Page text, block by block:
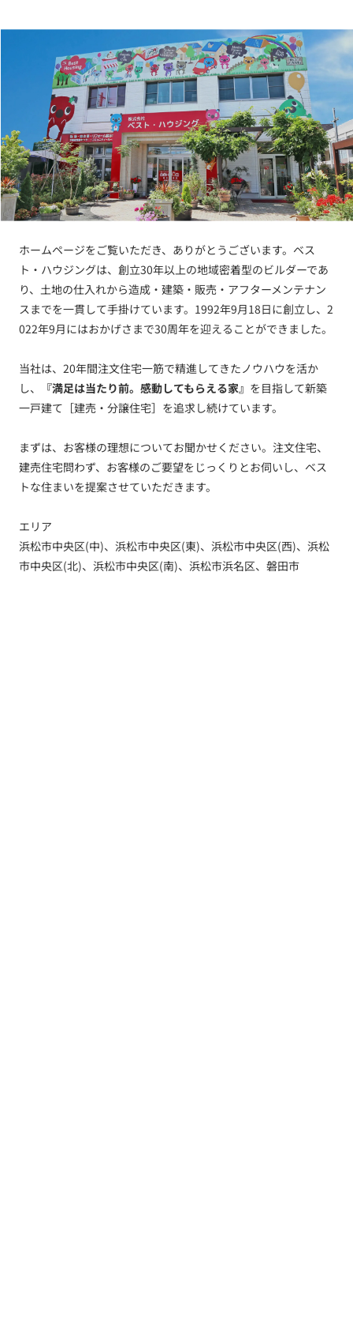
ホームページをご覧いただき、ありがとうございます。ベス
ト・ハウジングは、創立30年以上の地域密着型のビルダーであ
り、土地の仕入れから造成・建築・販売・アフターメンテナン
スまでを一貫して手掛けています。1992年9月18日に創立し、2
022年9月にはおかげさまで30周年を迎えることができました。
当社は、20年間注文住宅一筋で精進してきたノウハウを活か
し、
『満足は当たり前。感動してもらえる家』 を目指して新築
一戸建て［建売・分譲住宅］を追求し続けています。
まずは、お客様の理想についてお聞かせください。注文住宅、
建売住宅問わず、お客様のご要望をじっくりとお伺いし、ベス
トな住まいを提案させていただきます。
エリア
浜松市中央区(中)、浜松市中央区(東)、浜松市中央区(西)、浜松
市中央区(北)、浜松市中央区(南)、浜松市浜名区、磐田市